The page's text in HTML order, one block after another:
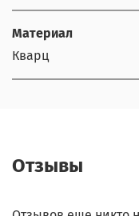
Материал
Кварц
Отзывы